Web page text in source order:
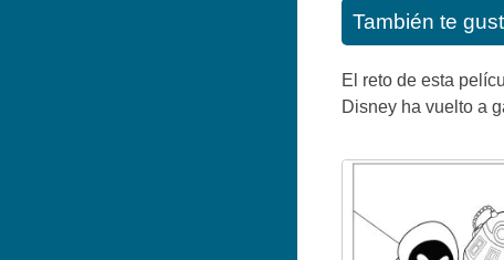
También te
El reto de esta
Disney ha vuelto a